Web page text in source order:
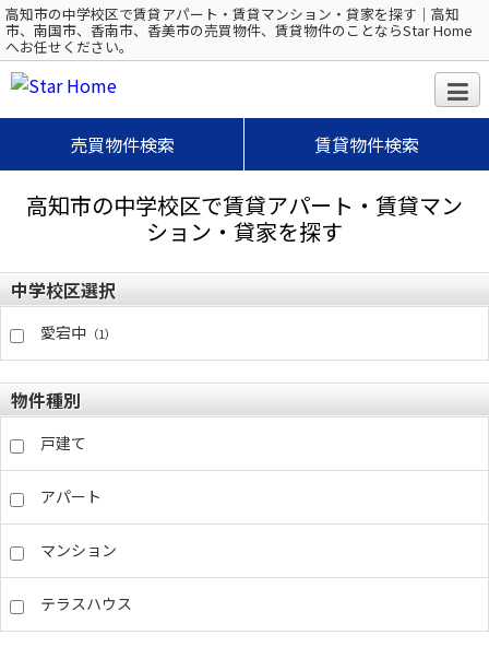
高知市の中学校区で賃貸アパート・賃貸マンション・貸家を探す｜高知
市、南国市、香南市、香美市の売買物件、賃貸物件のことならStar Home
へお任せください。
売買物件検索 賃貸物件検索
高知市の中学校区で賃貸アパート・賃貸マン
ション・貸家を探す
中学校区選択
愛宕中 （1）
物件種別
戸建て
アパート
マンション
テラスハウス